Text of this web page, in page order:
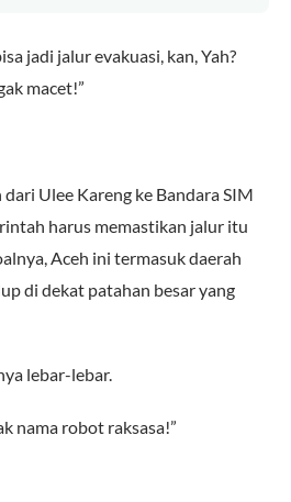
jadi jalur evakuasi, kan, Yah?
macet!”
dari Ulee Kareng ke Bandara SIM
harus memastikan jalur itu
Aceh ini termasuk daerah
di dekat patahan besar yang
lebar-lebar.
nama robot raksasa!”